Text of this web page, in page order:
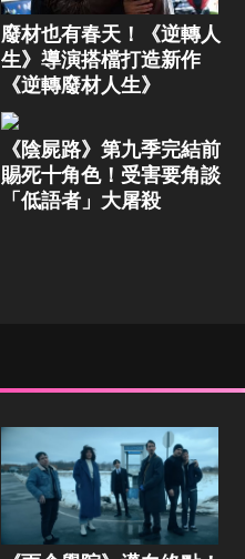
廢材也有春天！《逆轉人
生》導演搭檔打造新作
《逆轉廢材人生》
《陰屍路》第九季完結前
賜死十角色！受害要角談
「低語者」大屠殺